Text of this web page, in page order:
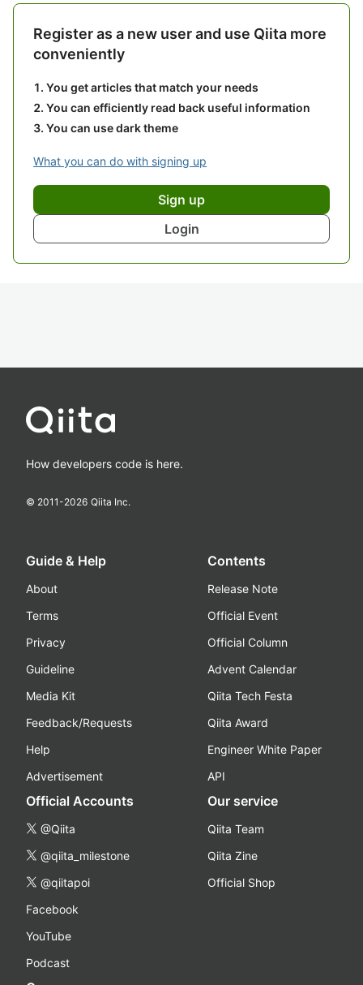
Register as a new user and use Qiita more
conveniently
You get articles that match your needs
You can efficiently read back useful information
You can use dark theme
What you can do with signing up
Sign up
Login
How developers code is here.
© 2011-2026 Qiita Inc.
Guide & Help
About
Terms
Privacy
Guideline
Media Kit
Feedback/Requests
Help
Advertisement
Contents
Release Note
Official Event
Official Column
Advent Calendar
Qiita Tech Festa
Qiita Award
Engineer White Paper
API
Official Accounts
@Qiita
@qiita_milestone
@qiitapoi
Facebook
YouTube
Podcast
Our service
Qiita Team
Qiita Zine
Official Shop